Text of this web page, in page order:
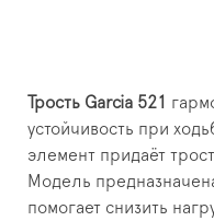
Трость Garcia 521
устойчивость при
элемент придаёт
Модель
помогает снизить